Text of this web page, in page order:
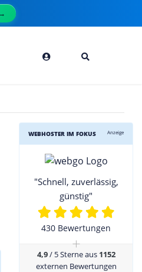
WEBHOSTER IM FOKUS Anzeige
"Schnell, zuverlässig,
günstig"
430 Bewertungen
+
4,9/ 5 Sterne aus 1152
externen Bewertungen